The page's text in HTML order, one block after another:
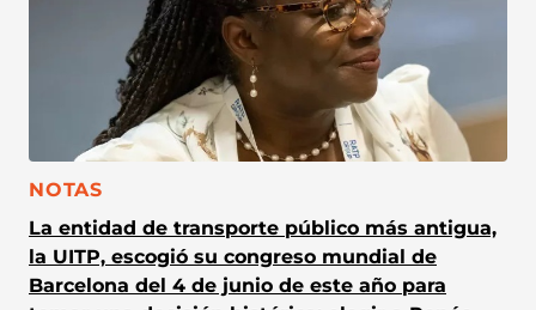
CATEGORÍA:
NOTAS
La entidad de transporte público más antigua,
la UITP, escogió su congreso mundial de
Barcelona del 4 de junio de este año para